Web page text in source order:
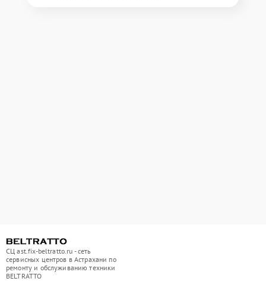
СЦ ast.fix-beltratto.ru - сеть
сервисных центров в Астрахани по
ремонту и обслуживанию техники
BELTRATTO